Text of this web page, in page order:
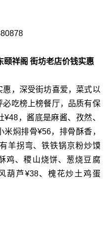
颐祥阁 街坊老店价钱实惠
，深受街坊喜爱，菜式以
吃榜上榜餐厅，品质有保
，酱底是麻酱、孜然、
焖排骨¥56，排骨酥香，
羊拐弯、铁铁锅京粉炒馍
鸡、稷山烧饼、葱烧豆腐
葫芦¥38、槐花炒土鸡蛋